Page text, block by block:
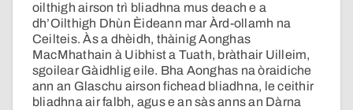
oilthigh airson trì bliadhna mus deach e a
dh’Oilthigh Dhùn Èideann mar Àrd-ollamh na
Ceilteis. Às a dhèidh, thàinig Aonghas
MacMhathain à Uibhist a Tuath, bràthair Uilleim,
sgoilear Gàidhlig eile. Bha Aonghas na òraidiche
ann an Glaschu airson fichead bliadhna, le ceithir
bliadhna air falbh, agus e an sàs anns an Dàrna